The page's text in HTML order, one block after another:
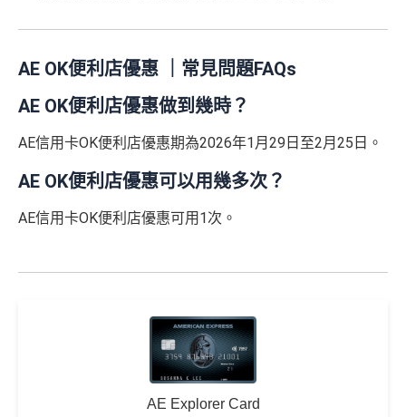
AE OK便利店優惠 ｜常見問題FAQs
AE OK便利店優惠做到幾時？
AE信用卡OK便利店優惠期為2026年1月29日至2月25日。
AE OK便利店優惠可以用幾多次？
AE信用卡OK便利店優惠可用1次。
AE Explorer Card